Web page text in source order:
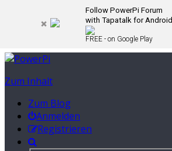
Follow PowerPi Forum
with Tapatalk for Android
FREE - on Google Play
Zum Inhalt
Zum Blog
Anmelden
Registrieren